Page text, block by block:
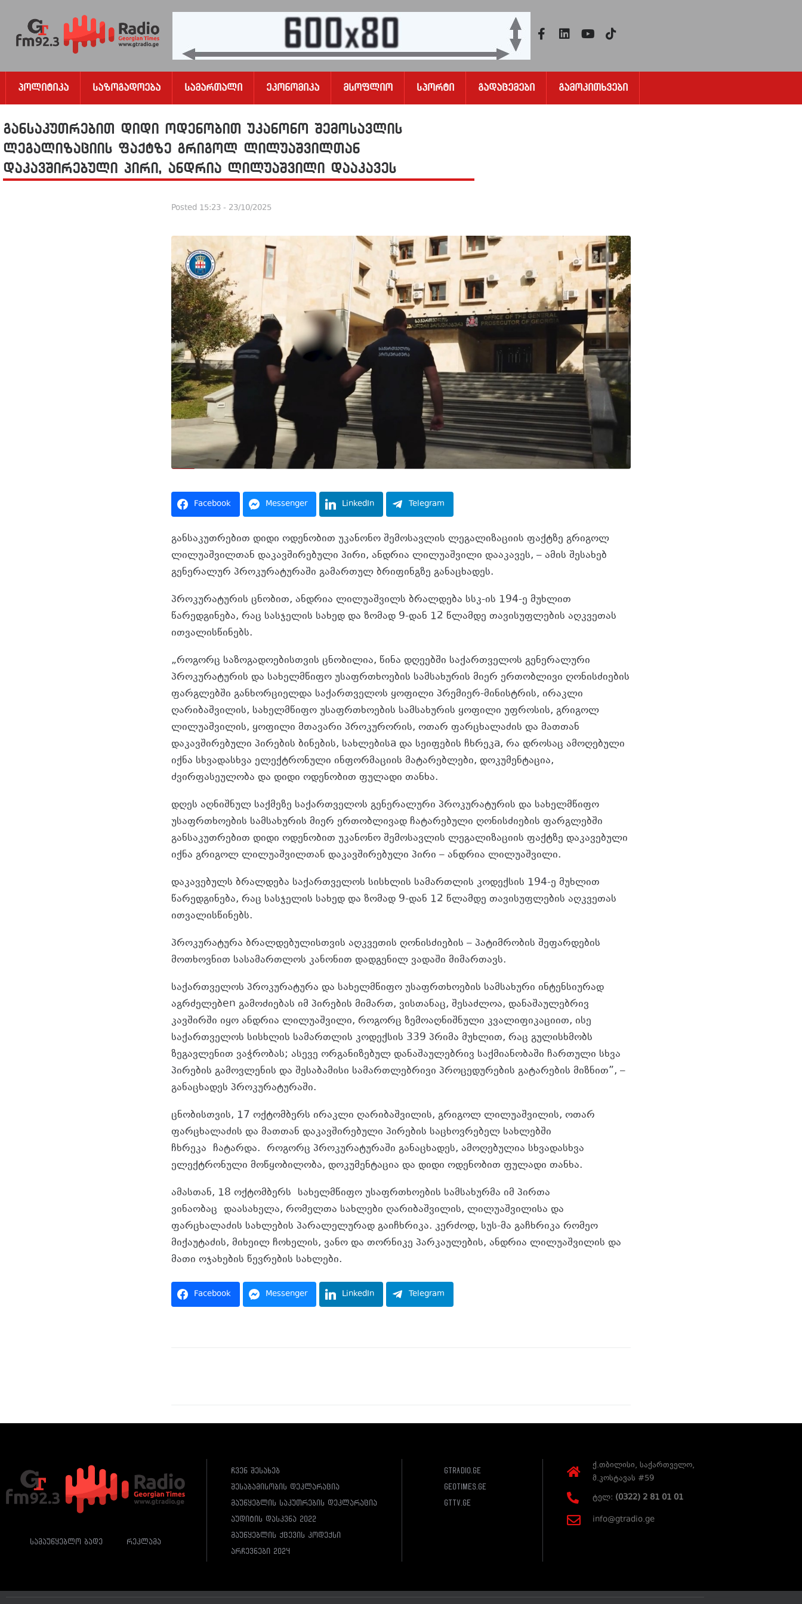
Პოლიტიკა Საზოგადოება Სამართალი Ეკონომიკა Მსოფლიო Სპორტი Გადაცემები Გამოკითხვები
განსაკუთრებით დიდი ოდენობით უკანონო შემოსავლის
ლეგალიზაციის ფაქტზე გრიგოლ ლილუაშვილთან
დაკავშირებული პირი, ანდრია ლილუაშვილი დააკავეს
Posted 15:23 - 23/10/2025
Facebook Messenger LinkedIn Telegram
განსაკუთრებით დიდი ოდენობით უკანონო შემოსავლის ლეგალიზაციის ფაქტზე გრიგოლ
ლილუაშვილთან დაკავშირებული პირი, ანდრია ლილუაშვილი დააკავეს, – ამის შესახებ
გენერალურ პროკურატურაში გამართულ ბრიფინგზე განაცხადეს.
პროკურატურის ცნობით, ანდრია ლილუაშვილს ბრალდება სსკ-ის 194-ე მუხლით
წარედგინება, რაც სასჯელის სახედ და ზომად 9-დან 12 წლამდე თავისუფლების აღკვეთას
ითვალისწინებს.
„როგორც საზოგადოებისთვის ცნობილია, წინა დღეებში საქართველოს გენერალური
პროკურატურის და სახელმწიფო უსაფრთხოების სამსახურის მიერ ერთობლივი ღონისძიების
ფარგლებში განხორციელდა საქართველოს ყოფილი პრემიერ-მინისტრის, ირაკლი
ღარიბაშვილის, სახელმწიფო უსაფრთხოების სამსახურის ყოფილი უფროსის, გრიგოლ
ლილუაშვილის, ყოფილი მთავარი პროკურორის, ოთარ ფარცხალაძის და მათთან
დაკავშირებული პირების ბინების, სახლებისa და სეიფების ჩხრეკa, რა დროსაც ამოღებული
იქნა სხვადასხვა ელექტრონული ინფორმაციის მატარებლები, დოკუმენტაცია,
ძვირფასეულობა და დიდი ოდენობით ფულადი თანხა.
დღეს აღნიშნულ საქმეზე საქართველოს გენერალური პროკურატურის და სახელმწიფო
უსაფრთხოების სამსახურის მიერ ერთობლივად ჩატარებული ღონისძიების ფარგლებში
განსაკუთრებით დიდი ოდენობით უკანონო შემოსავლის ლეგალიზაციის ფაქტზე დაკავებული
იქნა გრიგოლ ლილუაშვილთან დაკავშირებული პირი – ანდრია ლილუაშვილი.
დაკავებულს ბრალდება საქართველოს სისხლის სამართლის კოდექსის 194-ე მუხლით
წარედგინება, რაც სასჯელის სახედ და ზომად 9-დან 12 წლამდე თავისუფლების აღკვეთას
ითვალისწინებს.
პროკურატურა ბრალდებულისთვის აღკვეთის ღონისძიების – პატიმრობის შეფარდების
მოთხოვნით სასამართლოს კანონით დადგენილ ვადაში მიმართავს.
საქართველოს პროკურატურა და სახელმწიფო უსაფრთხოების სამსახური ინტენსიურად
აგრძელებen გამოძიებას იმ პირების მიმართ, ვისთანაც, შესაძლოა, დანაშაულებრივ
კავშირში იყო ანდრია ლილუაშვილი, როგორც ზემოაღნიშნული კვალიფიკაციით, ისე
საქართველოს სისხლის სამართლის კოდექსის 339 პრიმა მუხლით, რაც გულისხმობს
ზეგავლენით ვაჭრობას; ასევე ორგანიზებულ დანაშაულებრივ საქმიანობაში ჩართული სხვა
პირების გამოვლენის და შესაბამისი სამართლებრივი პროცედურების გატარების მიზნით”, –
განაცხადეს პროკურატურაში.
ცნობისთვის, 17 ოქტომბერს ირაკლი ღარიბაშვილის, გრიგოლ ლილუაშვილის, ოთარ
ფარცხალაძის და მათთან დაკავშირებული პირების საცხოვრებელ სახლებში
ჩხრეკა ჩატარდა. როგორც პროკურატურაში განაცხადეს, ამოღებულია სხვადასხვა
ელექტრონული მოწყობილობა, დოკუმენტაცია და დიდი ოდენობით ფულადი თანხა.
ამასთან, 18 ოქტომბერს სახელმწიფო უსაფრთხოების სამსახურმა იმ პირთა
ვინაობაც დაასახელა, რომელთა სახლები ღარიბაშვილის, ლილუაშვილისა და
ფარცხალაძის სახლების პარალელურად გაიჩხრიკა. კერძოდ, სუს-მა გაჩხრიკა რომეო
მიქაუტაძის, მიხეილ ჩოხელის, ვანო და თორნიკე პარკაულების, ანდრია ლილუაშვილის და
მათი ოჯახების წევრების სახლები.
Facebook Messenger LinkedIn Telegram
სამაუწყებლო ბადე რეკლამა
ჩვენ შესახებ
შესაბამისობის დეკლარაცია
მაუწყებლის საკუთრების დეკლარაცია
აუდიტის დასკვნა 2022
მაუწყებლის ქცევის კოდექსი
არჩევნები 2024
gtradio.ge
geotimes.ge
gttv.ge
ქ.თბილისი, საქართველო,
მ.კოსტავას #59
ტელ: (0322) 2 81 01 01
info@gtradio.ge